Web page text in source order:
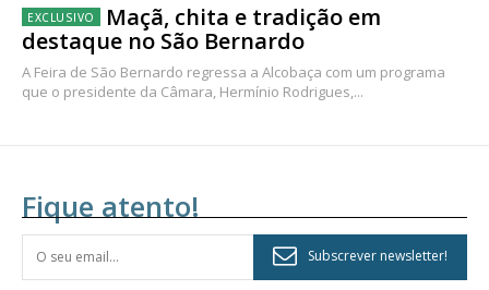
Maçã, chita e tradição em
destaque no São Bernardo
A Feira de São Bernardo regressa a Alcobaça com um programa
que o presidente da Câmara, Hermínio Rodrigues,...
Fique atento!
Subscrever newsletter!